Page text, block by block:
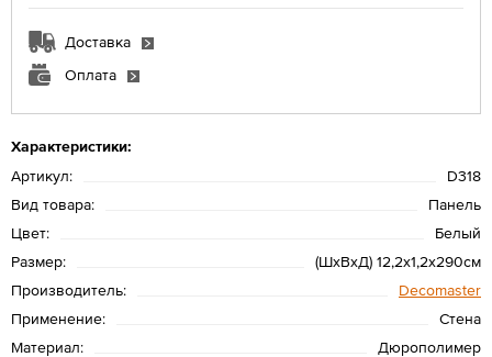
Характеристики:
Артикул:
D318
Вид товара:
Панель
Цвет:
Белый
Размер:
(ШхВхД) 12,2х1,2х290см
Производитель:
Decomaster
Применение:
Стена
Материал:
Дюрополимер
Доставка
Оплата